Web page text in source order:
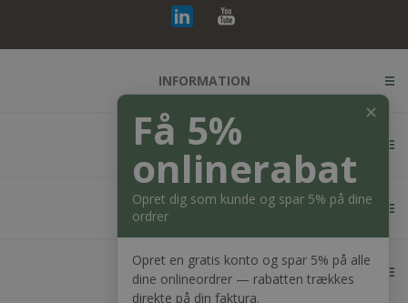
INFORMATION
KUNDESERVICE
MIN KONTO
KONTAKT OS
✕
Få 5%
onlinerabat
Opret dig som kunde og spar 5% på dine
ordrer
Opret en gratis konto og spar 5% på alle
dine onlineordrer — rabatten trækkes
direkte på din faktura.